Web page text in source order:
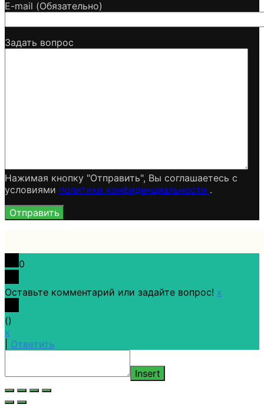
E-mail (Обязательно)
Задать вопрос
Нажимая кнопку "Отправить", Вы соглашаетесь c
условиями политики конфиденциальности .
0
Оставьте комментарий или задайте вопрос! x
()
x
Ответить
Insert